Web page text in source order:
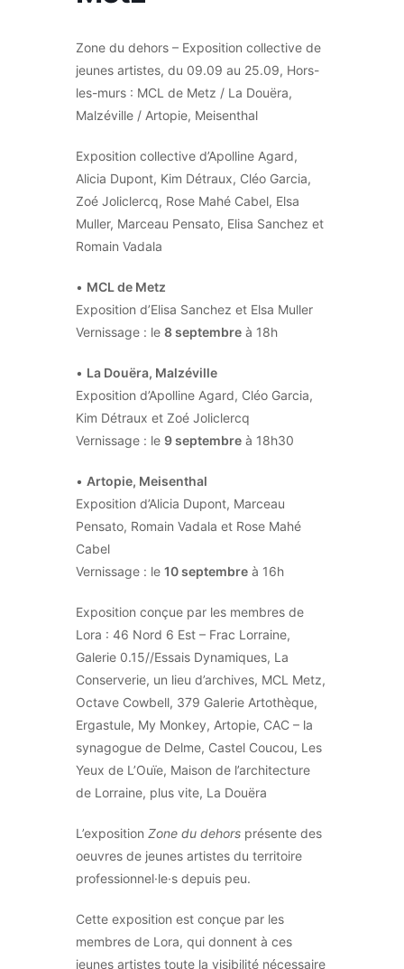
Zone du dehors – Exposition collective de
jeunes artistes, du 09.09 au 25.09, Hors-
les-murs : MCL de Metz / La Douëra,
Malzéville / Artopie, Meisenthal
Exposition collective d’Apolline Agard,
Alicia Dupont, Kim Détraux, Cléo Garcia,
Zoé Joliclercq, Rose Mahé Cabel, Elsa
Muller, Marceau Pensato, Elisa Sanchez et
Romain Vadala
• MCL de Metz
Exposition d’Elisa Sanchez et Elsa Muller
Vernissage : le 8 septembre à 18h
• La Douëra, Malzéville
Exposition d’Apolline Agard, Cléo Garcia,
Kim Détraux et Zoé Joliclercq
Vernissage : le 9 septembre à 18h30
• Artopie, Meisenthal
Exposition d’Alicia Dupont, Marceau
Pensato, Romain Vadala et Rose Mahé
Cabel
Vernissage : le 10 septembre à 16h
Exposition conçue par les membres de
Lora : 46 Nord 6 Est – Frac Lorraine,
Galerie 0.15//Essais Dynamiques, La
Conserverie, un lieu d’archives, MCL Metz,
Octave Cowbell, 379 Galerie Artothèque,
Ergastule, My Monkey, Artopie, CAC – la
synagogue de Delme, Castel Coucou, Les
Yeux de L’Ouïe, Maison de l’architecture
de Lorraine, plus vite, La Douëra
L’exposition Zone du dehors présente des
oeuvres de jeunes artistes du territoire
professionnel·le·s depuis peu.
Cette exposition est conçue par les
membres de Lora, qui donnent à ces
jeunes artistes toute la visibilité nécessaire